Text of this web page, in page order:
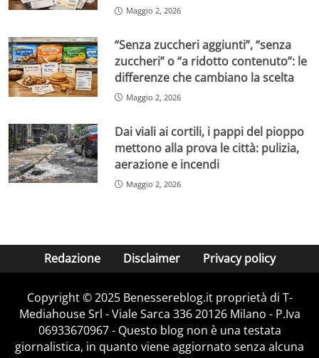
Maggio 2, 2026
“Senza zuccheri aggiunti”, “senza
zuccheri” o “a ridotto contenuto”: le
differenze che cambiano la scelta
Maggio 2, 2026
Dai viali ai cortili, i pappi del pioppo
mettono alla prova le città: pulizia,
aerazione e incendi
Maggio 2, 2026
Redazione Disclaimer Privacy policy
Copyright © 2025 Benessereblog.it proprietà di T-
Mediahouse Srl - Viale Sarca 336 20126 Milano - P.Iva
06933670967 - Questo blog non è una testata
giornalistica, in quanto viene aggiornato senza alcuna